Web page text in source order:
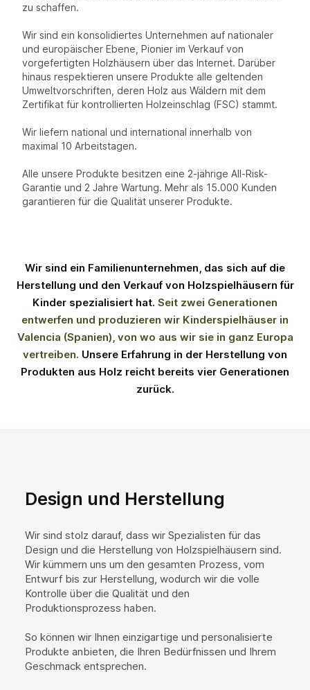
zu schaffen.
Wir sind ein konsolidiertes Unternehmen auf nationaler
und europäischer Ebene, Pionier im Verkauf von
vorgefertigten Holzhäusern über das Internet. Darüber
hinaus respektieren unsere Produkte alle geltenden
Umweltvorschriften, deren Holz aus Wäldern mit dem
Zertifikat für kontrollierten Holzeinschlag (FSC) stammt.
Wir liefern national und international innerhalb von
maximal 10 Arbeitstagen.
Alle unsere Produkte besitzen eine 2-jährige All-Risk-
Garantie und 2 Jahre Wartung. Mehr als 15.000 Kunden
garantieren für die Qualität unserer Produkte.
Wir sind ein Familienunternehmen, das sich auf die
Herstellung und den Verkauf von Holzspielhäusern für
Kinder spezialisiert hat. Seit zwei Generationen
entwerfen und produzieren wir Kinderspielhäuser in
Valencia (Spanien), von wo aus wir sie in ganz Europa
vertreiben. Unsere Erfahrung in der Herstellung von
Produkten aus Holz reicht bereits vier Generationen
zurück.
Design und Herstellung
Wir sind stolz darauf, dass wir Spezialisten für das
Design und die Herstellung von Holzspielhäusern sind.
Wir kümmern uns um den gesamten Prozess, vom
Entwurf bis zur Herstellung, wodurch wir die volle
Kontrolle über die Qualität und den
Produktionsprozess haben.
So können wir Ihnen einzigartige und personalisierte
Produkte anbieten, die Ihren Bedürfnissen und Ihrem
Geschmack entsprechen.